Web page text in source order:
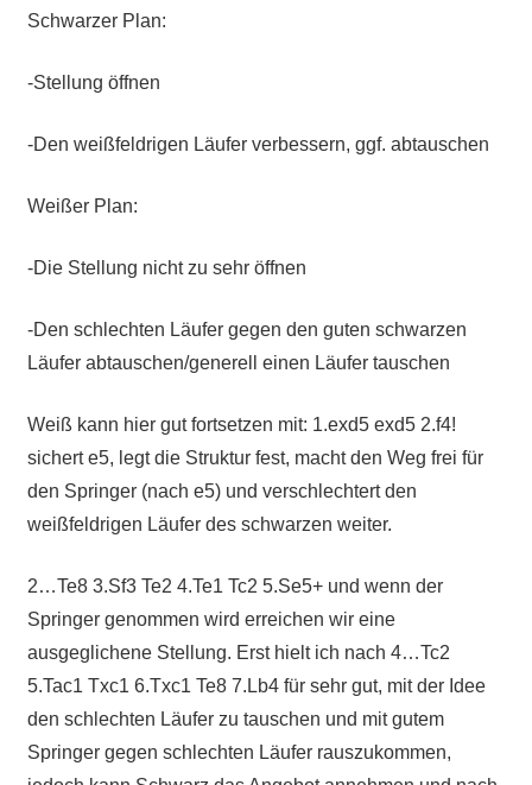
Schwarzer Plan:
-Stellung öffnen
-Den weißfeldrigen Läufer verbessern, ggf. abtauschen
Weißer Plan:
-Die Stellung nicht zu sehr öffnen
-Den schlechten Läufer gegen den guten schwarzen
Läufer abtauschen/generell einen Läufer tauschen
Weiß kann hier gut fortsetzen mit: 1.exd5 exd5 2.f4!
sichert e5, legt die Struktur fest, macht den Weg frei für
den Springer (nach e5) und verschlechtert den
weißfeldrigen Läufer des schwarzen weiter.
2…Te8 3.Sf3 Te2 4.Te1 Tc2 5.Se5+ und wenn der
Springer genommen wird erreichen wir eine
ausgeglichene Stellung. Erst hielt ich nach 4…Tc2
5.Tac1 Txc1 6.Txc1 Te8 7.Lb4 für sehr gut, mit der Idee
den schlechten Läufer zu tauschen und mit gutem
Springer gegen schlechten Läufer rauszukommen,